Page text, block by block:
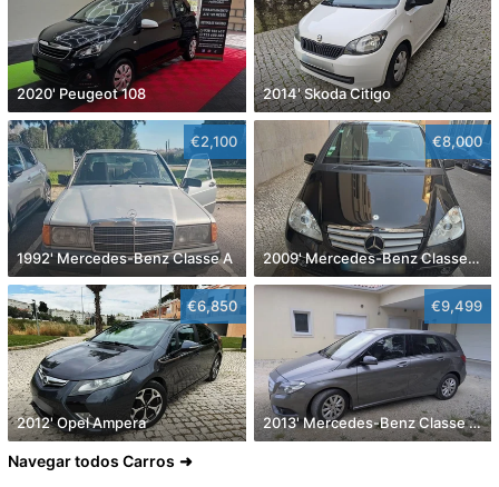
2020' Peugeot 108 2014' Skoda Citigo
€2,100
1992' Mercedes-Benz Classe A
€8,000
2009' Mercedes-Benz Classe A Avantgarde Aut.
€6,850
2012' Opel Ampera
€9,499
2013' Mercedes-Benz Classe B Cdi Style Aut.
Navegar todos Carros